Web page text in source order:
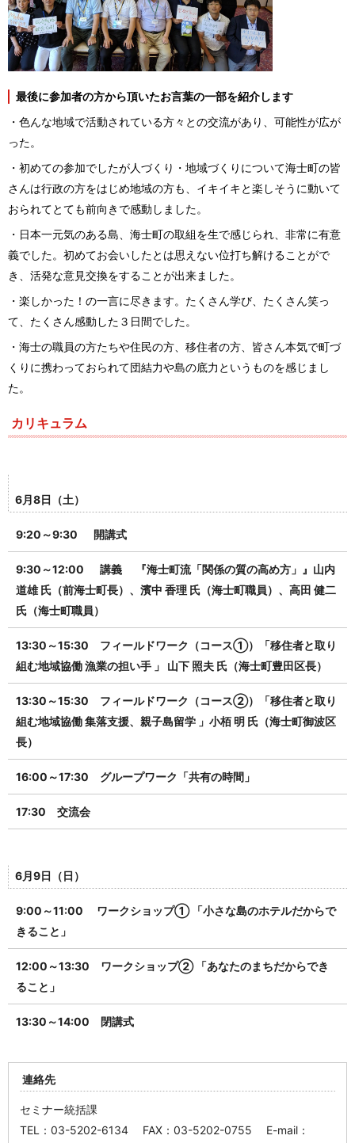
最後に参加者の方から頂いたお言葉の一部を紹介します
・色んな地域で活動されている方々との交流があり、可能性が広が
った。
・初めての参加でしたが人づくり・地域づくりについて海士町の皆
さんは行政の方をはじめ地域の方も、イキイキと楽しそうに動いて
おられてとても前向きで感動しました。
・日本一元気のある島、海士町の取組を生で感じられ、非常に有意
義でした。初めてお会いしたとは思えない位打ち解けることがで
き、活発な意見交換をすることが出来ました。
・楽しかった！の一言に尽きます。たくさん学び、たくさん笑っ
て、たくさん感動した３日間でした。
・海士の職員の方たちや住民の方、移住者の方、皆さん本気で町づ
くりに携わっておられて団結力や島の底力というものを感じまし
た。
カリキュラム
6月8日（土）
9:20～9:30 開講式
9:30～12:00 講義 『海士町流「関係の質の高め方」』山内
道雄 氏（前海士町長）、濱中 香理 氏（海士町職員）、高田 健二
氏 （海士町職員）
13:30～15:30 フィールドワーク（コース①）「移住者と取り
組む地域協働 漁業の担い手 」 山下 照夫 氏（海士町豊田区長）
13:30～15:30 フィールドワーク（コース②）「移住者と取り
組む地域協働 集落支援、親子島留学 」小栢 明 氏（海士町御波区
長）
16:00～17:30 グループワーク「共有の時間」
17:30 交流会
6月9日（日）
9:00～11:00 ワークショップ① 「小さな島のホテルだからで
きること」
12:00～13:30 ワークショップ② 「あなたのまちだからでき
ること」
13:30～14:00 閉講式
連絡先
セミナー統括課
TEL：03-5202-6134 FAX：03-5202-0755 E-mail：